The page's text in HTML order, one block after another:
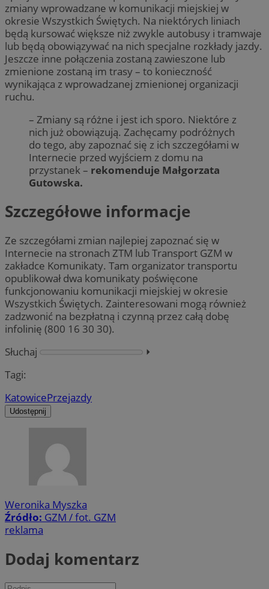
zmiany wprowadzane w komunikacji miejskiej w
okresie Wszystkich Świętych. Na niektórych liniach
będą kursować większe niż zwykle autobusy i tramwaje
lub będą obowiązywać na nich specjalne rozkłady jazdy.
Jeszcze inne połączenia zostaną zawieszone lub
zmienione zostaną im trasy – to konieczność
wynikająca z wprowadzanej zmienionej organizacji
ruchu.
– Zmiany są różne i jest ich sporo. Niektóre z
nich już obowiązują. Zachęcamy podróżnych
do tego, aby zapoznać się z ich szczegółami w
Internecie przed wyjściem z domu na
przystanek – rekomenduje Małgorzata
Gutowska.
Szczegółowe informacje
Ze szczegółami zmian najlepiej zapoznać się w
Internecie na stronach ZTM lub Transport GZM w
zakładce Komunikaty. Tam organizator transportu
opublikował dwa komunikaty poświęcone
funkcjonowaniu komunikacji miejskiej w okresie
Wszystkich Świętych. Zainteresowani mogą również
zadzwonić na bezpłatną i czynną przez całą dobę
infolinię (800 16 30 30).
Słuchaj
⏵︎
Tagi:
KatowicePrzejazdy
Udostępnij
Weronika Myszka
Źródło: GZM / fot. GZM
reklama
Dodaj komentarz